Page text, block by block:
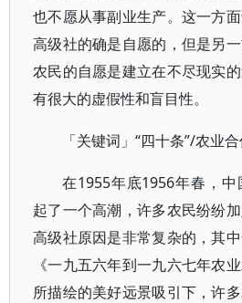
也不愿从事副业生产。这一方
高级社的确是自愿的，但是另
农民的自愿是建立在不尽现实
有很大的虚假性和盲目性。
「关键词」“四十条”/农业
在1955年底1956年春，
起了一个高潮，许多农民纷纷
高级社原因是非常复杂的，其
《一九五六年到一九六七年农
所描绘的美好远景吸引下，许